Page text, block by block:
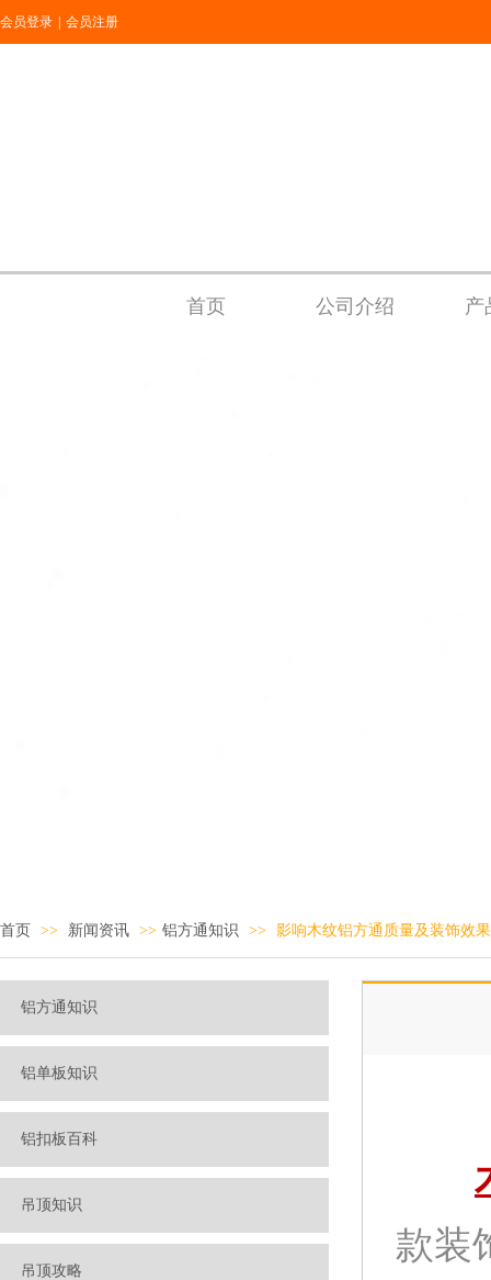
会员登录 会员注册
首页 公司介绍 产
首页 >> 新闻资讯 >> 铝方通知识 >> 影响木纹铝方通质量及装饰效
铝方通知识
铝单板知识
铝扣板百科
吊顶知识
吊顶攻略
款装